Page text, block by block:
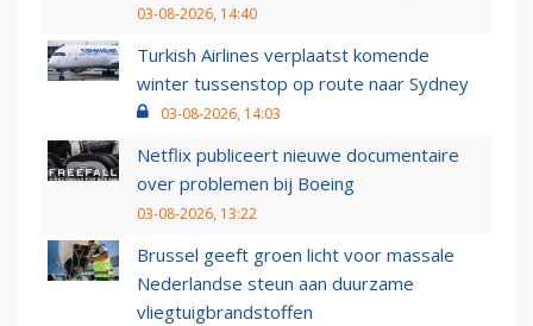
03-08-2026, 14:40
Turkish Airlines verplaatst komende
winter tussenstop op route naar Sydney
03-08-2026, 14:03
Netflix publiceert nieuwe documentaire
over problemen bij Boeing
03-08-2026, 13:22
Brussel geeft groen licht voor massale
Nederlandse steun aan duurzame
vliegtuigbrandstoffen